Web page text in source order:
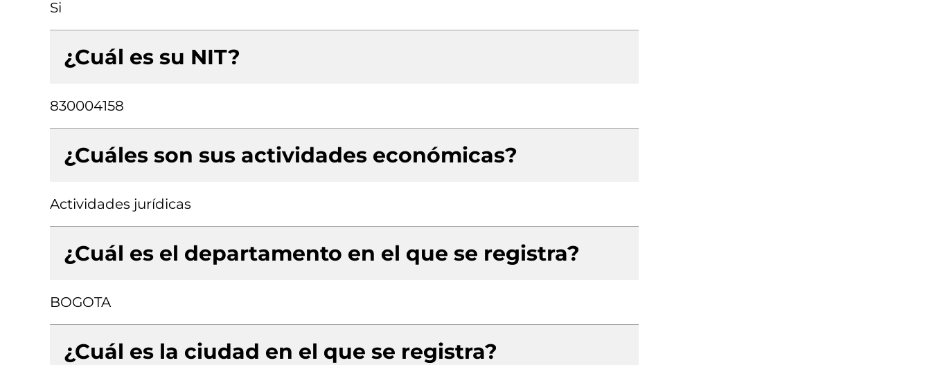
Si
¿Cuál es su NIT?
830004158
¿Cuáles son sus actividades económicas?
Actividades jurídicas
¿Cuál es el departamento en el que se registra?
BOGOTA
¿Cuál es la ciudad en el que se registra?